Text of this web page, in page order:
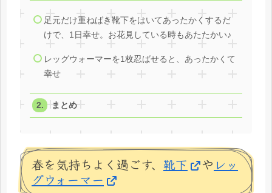
足元だけ重ねばき靴下をはいてあったかくするだ
けで、1日幸せ。お花見している時もあたたかい♪
レッグウォーマーを1枚忍ばせると、あったかくて
幸せ
まとめ
春を気持ちよく過ごす、 靴下 や レッ
グウォーマー